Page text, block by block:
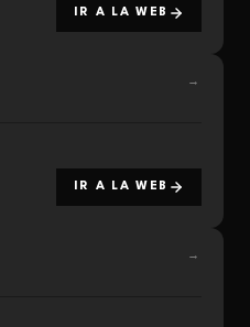
IR A LA WEB
→
IR A LA WEB
→